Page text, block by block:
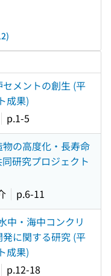
メントの創生 (平
成果)
p.1-5
の高度化・長寿命
研究プロジェクト
p.6-11
中・海中コンクリ
に関する研究 (平
成果)
p.12-18